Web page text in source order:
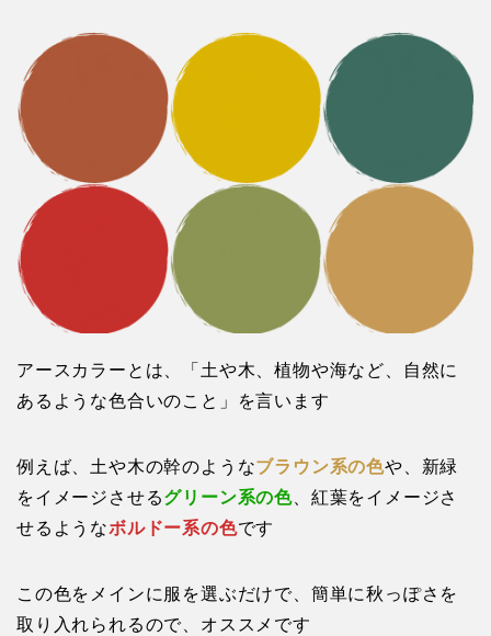
アースカラーとは、「土や木、植物や海など、自然に
あるような色合いのこと」を言います
例えば、土や木の幹のようなブラウン系の色や、新緑
をイメージさせるグリーン系の色 、紅葉をイメージさ
せるようなボルドー系の色です
この色をメインに服を選ぶだけで、簡単に秋っぽさを
取り入れられるので、オススメです